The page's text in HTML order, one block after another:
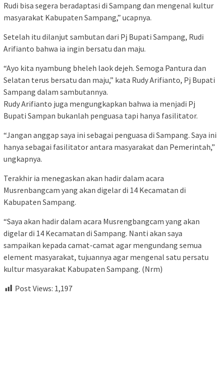
Rudi bisa segera beradaptasi di Sampang dan mengenal kultur
masyarakat Kabupaten Sampang,” ucapnya.
Setelah itu dilanjut sambutan dari Pj Bupati Sampang, Rudi
Arifianto bahwa ia ingin bersatu dan maju.
“Ayo kita nyambung bheleh laok dejeh. Semoga Pantura dan
Selatan terus bersatu dan maju,” kata Rudy Arifianto, Pj Bupati
Sampang dalam sambutannya.
Rudy Arifianto juga mengungkapkan bahwa ia menjadi Pj
Bupati Sampan bukanlah penguasa tapi hanya fasilitator.
“Jangan anggap saya ini sebagai penguasa di Sampang. Saya ini
hanya sebagai fasilitator antara masyarakat dan Pemerintah,”
ungkapnya.
Terakhir ia menegaskan akan hadir dalam acara
Musrenbangcam yang akan digelar di 14 Kecamatan di
Kabupaten Sampang.
“Saya akan hadir dalam acara Musrengbangcam yang akan
digelar di 14 Kecamatan di Sampang. Nanti akan saya
sampaikan kepada camat-camat agar mengundang semua
element masyarakat, tujuannya agar mengenal satu persatu
kultur masyarakat Kabupaten Sampang. (Nrm)
Post Views: 1,197